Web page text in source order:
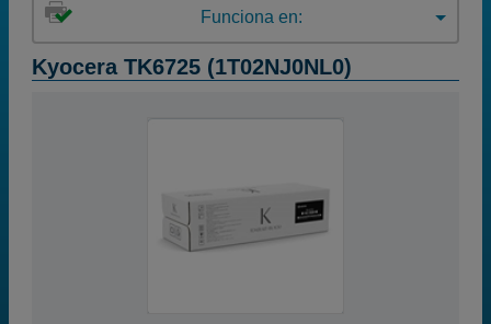
Funciona en:
Kyocera TK6725 (1T02NJ0NL0)